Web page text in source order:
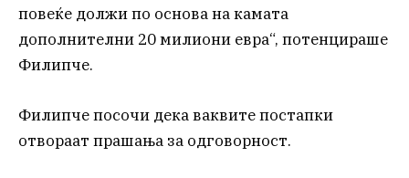
повеќе должи по основа на камата
дополнителни 20 милиони евра“, потенцираше
Филипче.
Филипче посочи дека ваквите постапки
отвораат прашања за одговорност.